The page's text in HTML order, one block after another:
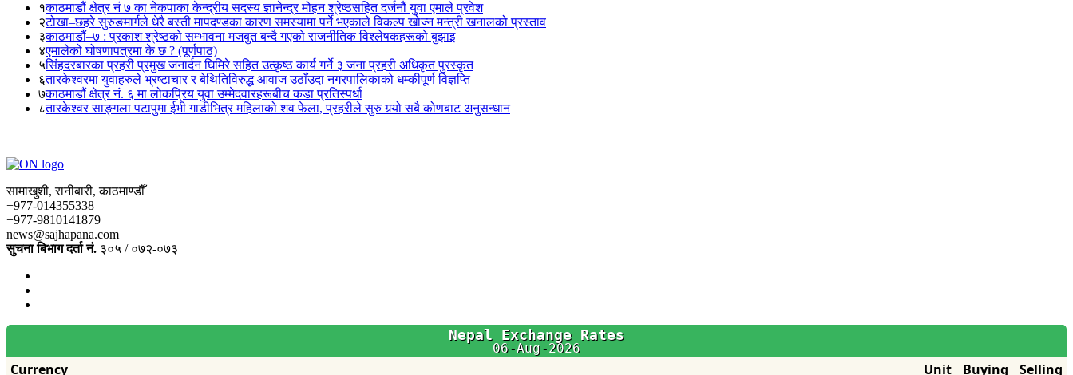
१काठमाडौं क्षेत्र नं ७ का नेकपाका केन्द्रीय सदस्य ज्ञानेन्द्र मोहन श्रेष्ठसहित दर्जनौं युवा एमाले प्रवेश
२टोखा–छहरे सुरुङमार्गले धेरै बस्ती मापदण्डका कारण समस्यामा पर्ने भएकाले विकल्प खोज्न मन्त्री खनालको प्रस्ताव
३काठमाडौं–७ : प्रकाश श्रेष्ठको सम्भावना मजबुत बन्दै गएको राजनीतिक विश्लेषकहरूको बुझाइ
४एमालेको घोषणापत्रमा के छ ? (पूर्णपाठ)
५सिंहदरबारका प्रहरी प्रमुख जनार्दन घिमिरे सहित उत्कृष्ठ कार्य गर्ने ३ जना प्रहरी अधिकृत पुरस्कृत
६तारकेश्वरमा युवाहरुले भ्रष्टाचार र बेथितिविरुद्ध आवाज उठाँउदा नगरपालिकाको धम्कीपूर्ण विज्ञप्ति
७काठमाडौं क्षेत्र नं. ६ मा लोकप्रिय युवा उम्मेदवारहरूबीच कडा प्रतिस्पर्धा
८तारकेश्वर साङ्गला पटापुमा ईभी गाडीभित्र महिलाको शव फेला, प्रहरीले सुरु गर्‍यो सबै कोणबाट अनुसन्धान
सामाखुशी, रानीबारी, काठमाण्डौँ
+977-014355338
+977-9810141879
news@sajhapana.com
सुचना बिभाग दर्ता नं. ३०५ / ०७२-०७३